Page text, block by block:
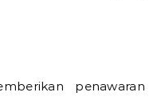
penawaran